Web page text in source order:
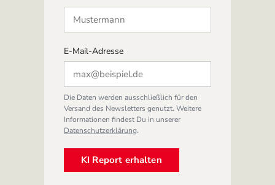
E-Mail-Adresse
Die Daten werden ausschließlich für den
Versand des Newsletters genutzt. Weitere
Informationen findest Du in unserer
Datenschutzerklärung.
KI Report erhalten